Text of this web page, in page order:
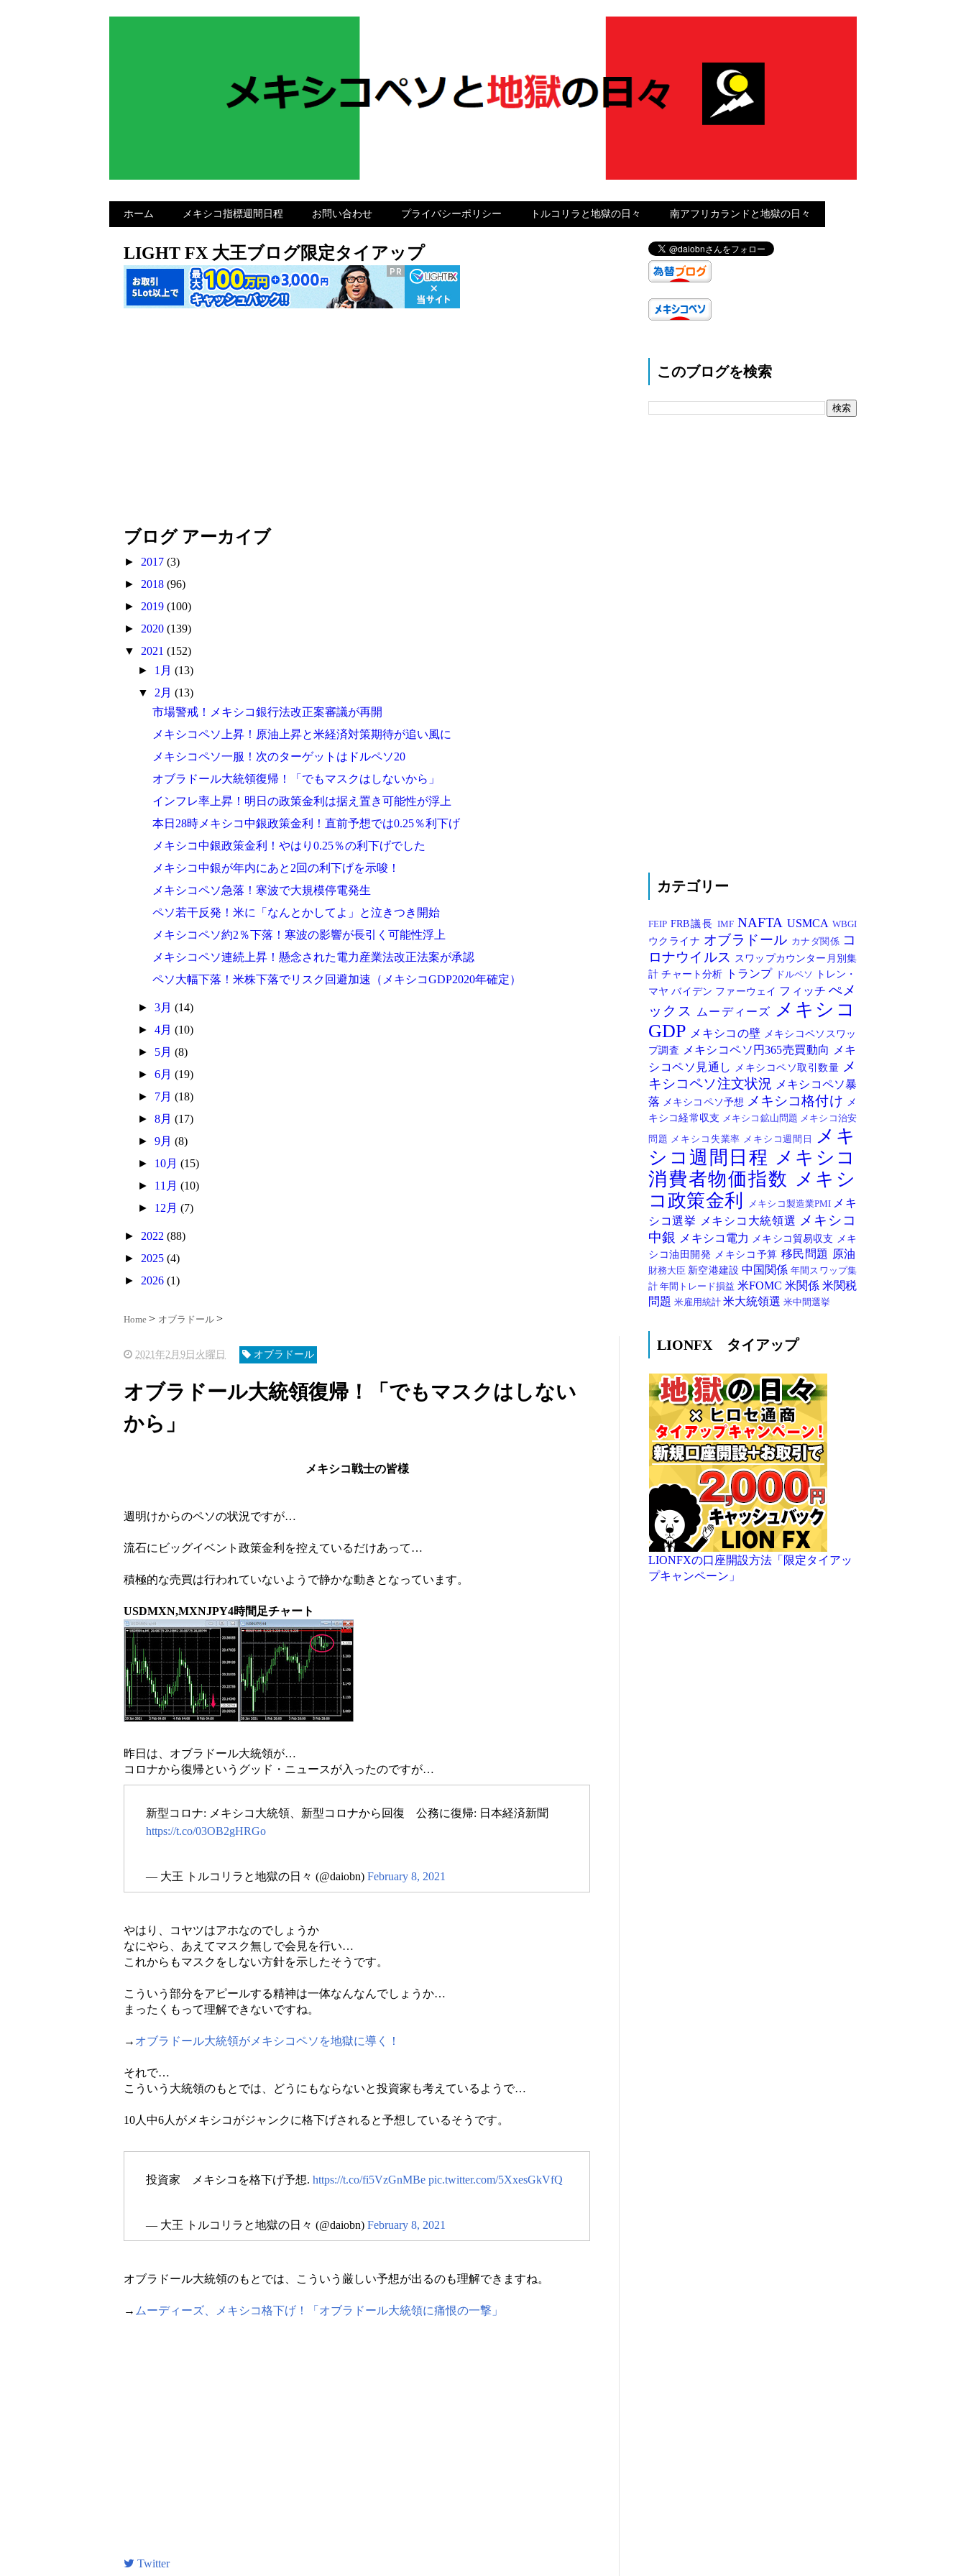
ホーム メキシコ指標週間日程 お問い合わせ プライバシーポリシー トルコリラと地獄の日々 南アフリカランドと地獄の日々
LIGHT FX 大王ブログ限定タイアップ
ブログ アーカイブ
► 2017 (3)
► 2018 (96)
► 2019 (100)
► 2020 (139)
▼ 2021 (152)
► 1月(13)
▼ 2月(13)
市場警戒！メキシコ銀行法改正案審議が再開
メキシコペソ上昇！原油上昇と米経済対策期待が追い風に
メキシコペソ一服！次のターゲットはドルペソ20
オブラドール大統領復帰！「でもマスクはしないから」
インフレ率上昇！明日の政策金利は据え置き可能性が浮上
本日28時メキシコ中銀政策金利！直前予想では0.25％利下げ
メキシコ中銀政策金利！やはり0.25％の利下げでした
メキシコ中銀が年内にあと2回の利下げを示唆！
メキシコペソ急落！寒波で大規模停電発生
ペソ若干反発！米に「なんとかしてよ」と泣きつき開始
メキシコペソ約2％下落！寒波の影響が長引く可能性浮上
メキシコペソ連続上昇！懸念された電力産業法改正法案が承認
ペソ大幅下落！米株下落でリスク回避加速（メキシコGDP2020年確定）
►3月(14)
►4月(10)
► 5月(8)
►6月(19)
► 7月(18)
►8月(17)
►9月(8)
► 10月(15)
► 11月(10)
► 12月(7)
► 2022 (88)
► 2025 (4)
► 2026 (1)
Home オブラドール
2021年2月9日火曜日 オブラドール
オブラドール大統領復帰！「でもマスクはしない
から」
メキシコ戦士の皆様
週明けからのペソの状況ですが…
流石にビッグイベント政策金利を控えているだけあって…
積極的な売買は行われていないようで静かな動きとなっています。
USDMXN,MXNJPY4時間足チャート
昨日は、オブラドール大統領が…
コロナから復帰というグッド・ニュースが入ったのですが…
新型コロナ: メキシコ大統領、新型コロナから回復 公務に復帰: 日本経済新聞
https://t.co/03OB2gHRGo
— 大王 トルコリラと地獄の日々 (@daiobn) February 8, 2021
やはり、コヤツはアホなのでしょうか
なにやら、あえてマスク無しで会見を行い…
これからもマスクをしない方針を示したそうです。
こういう部分をアピールする精神は一体なんなんでしょうか…
まったくもって理解できないですね。
→ オブラドール大統領がメキシコペソを地獄に導く！
それで…
こういう大統領のもとでは、どうにもならないと投資家も考えているようで…
10人中6人がメキシコがジャンクに格下げされると予想しているそうです。
投資家 メキシコを格下げ予想. https://t.co/fi5VzGnMBe pic.twitter.com/5XxesGkVfQ
— 大王 トルコリラと地獄の日々 (@daiobn) February 8, 2021
オブラドール大統領のもとでは、こういう厳しい予想が出るのも理解できますね。
→ ムーディーズ、メキシコ格下げ！「オブラドール大統領に痛恨の一撃」
Twitter
このブログを検索
カテゴリー
FEIP FRB議長IMFNAFTAUSMCA WBGI
ウクライナ オブラドール カナダ関係 コ
ロナウイルス
スワップカウンター月別集
計チャート分析 トランプ ドルペソ
トレン・
マヤバイデン ファーウェイ フィッチぺメ
ックス
ムーディーズ メキシコ
GDP メキシコの壁 メキシコペソスワッ
プ調査
メキシコペソ円365売買動向
メキ
シコペソ見通し
メキシコペソ取引数量 メ
キシコペソ注文状況 メキシコペソ暴
落 メキシコペソ予想 メキシコ格付け
メ
キシコ経常収支 メキシコ鉱山問題 メキシコ治安
問題 メキシコ失業率 メキシコ週間日
メキ
シコ週間日程 メキシコ
消費者物価指数 メキシ
コ政策金利
メキシコ製造業PMI メキ
シコ選挙
メキシコ大統領選 メキシコ
中銀
メキシコ電力 メキシコ貿易収支
メキ
シコ油田開発
メキシコ予算 移民問題 原油
財務大臣 新空港建設 中国関係年間スワップ集
計年間トレード損益 米FOMC 米関係 米関税
問題 米雇用統計 米大統領選 米中間選挙
LIONFX タイアップ
LIONFXの口座開設方法「限定タイアッ
プキャンペーン」